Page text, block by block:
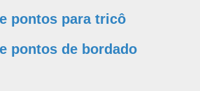
pontos para tricô
pontos de bordado